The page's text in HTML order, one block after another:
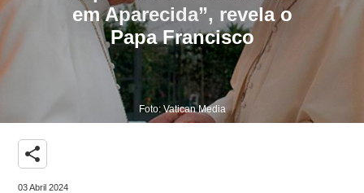
em Aparecida”, revela o
Papa Francisco
Foto: Vatican Media
share
03 Abril 2024